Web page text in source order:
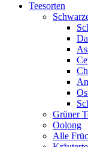
Teesorten
Grüner
Oolong
Alle